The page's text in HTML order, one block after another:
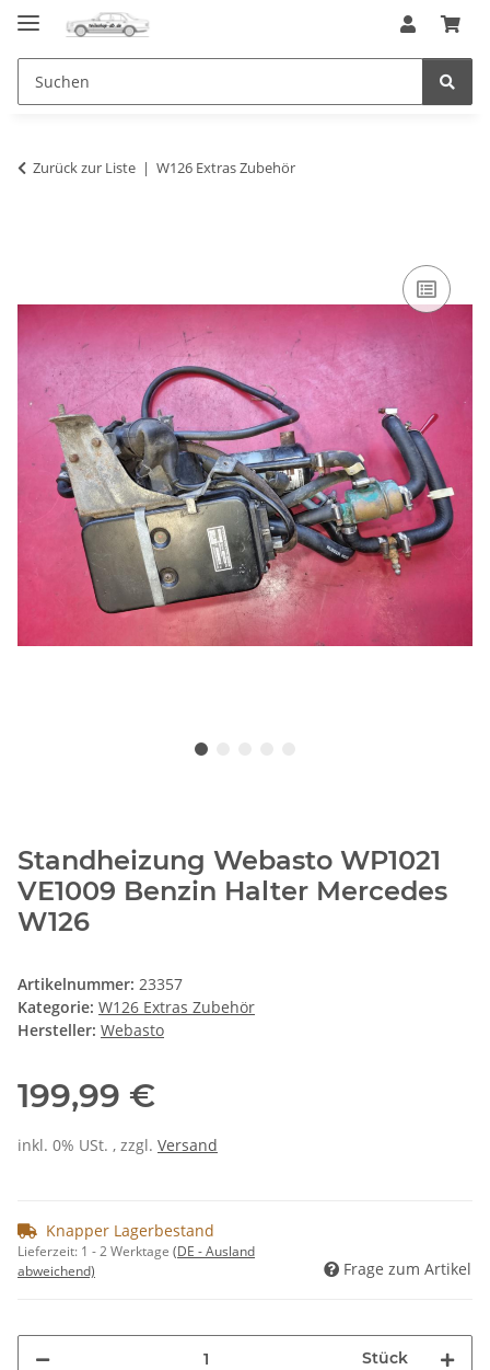
Zurück zur Liste W126 Extras Zubehör
Standheizung Webasto WP1021
VE1009 Benzin Halter Mercedes
W126
Artikelnummer: 23357
Kategorie: W126 Extras Zubehör
Hersteller: Webasto
199,99 €
inkl. 0% USt. , zzgl. Versand
Knapper Lagerbestand
Lieferzeit: 1 - 2 Werktage (DE - Ausland
abweichend)
Frage zum Artikel
Stück